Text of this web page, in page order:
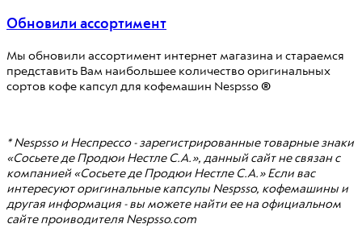
Обновили ассортимент
Мы обновили ассортимент интернет магазина и стараемся
представить Вам наибольшее количество оригинальных
сортов кофе капсул для кофемашин Nespsso®
* Nespsso и Неспрессо - зарегистрированные товарные знаки
«Сосьете де Продюи Нестле С.А.», данный сайт не связан с
компанией «Сосьете де Продюи Нестле С.А.» Если вас
интересуют оригинальные капсулы Nespsso, кофемашины и
другая информация - вы можете найти ее на официальном
сайте проиводителя Nespsso.com